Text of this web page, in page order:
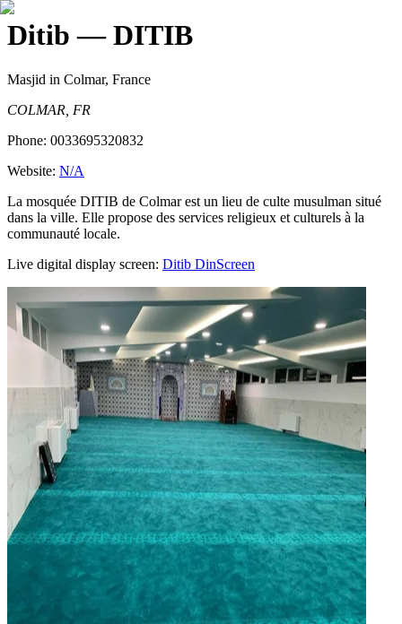
Ditib — DITIB
Masjid in Colmar, France
COLMAR, FR
Phone: 0033695320832
Website: N/A
La mosquée DITIB de Colmar est un lieu de culte musulman situé
dans la ville. Elle propose des services religieux et culturels à la
communauté locale.
Live digital display screen: Ditib DinScreen